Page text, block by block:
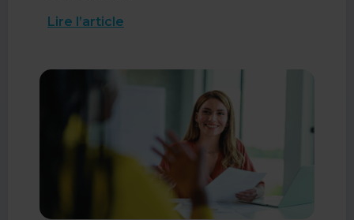
Lire l’article